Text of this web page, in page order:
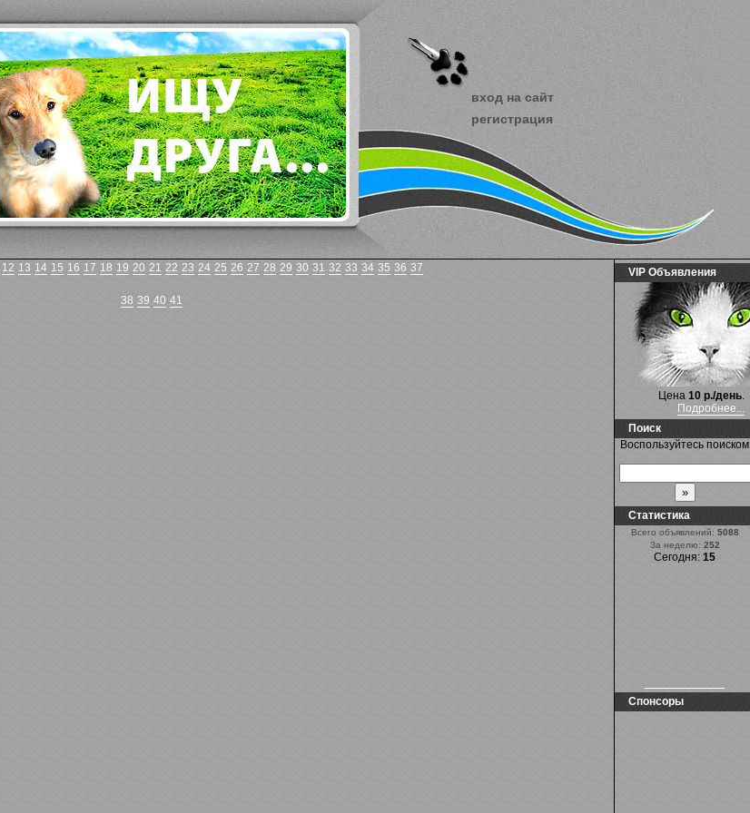
вход на сайт
регистрация
12 13 14 15 16 17 18 19 20 21 22 23 24 25 26 27 28 29 30 31 32 33 34 35 36 37
38 39 40 41
VIP Объявления
Цена 10 р./день.
Подробнее...
Поиск
Воспользуйтесь поиском
Статистика
Всего объявлений: 5088
За неделю: 252
Сегодня: 15
Спонсоры